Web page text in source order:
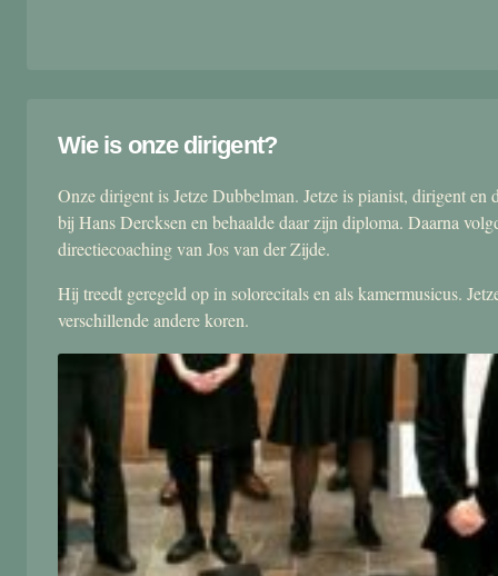
Wie is onze dirigent?
Onze dirigent is Jetze Dubbelman. Jetze is pianist, dirigent
bij Hans Dercksen en behaalde daar zijn diploma. Daarna
directiecoaching van Jos van der Zijde.
Hij treedt geregeld op in solorecitals en als kamermusicus.
verschillende andere koren.